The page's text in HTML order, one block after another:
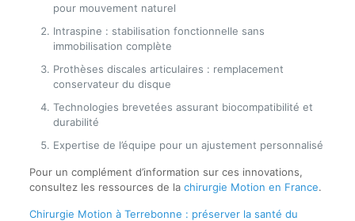
pour mouvement naturel
Intraspine : stabilisation fonctionnelle sans
immobilisation complète
Prothèses discales articulaires : remplacement
conservateur du disque
Technologies brevetées assurant biocompatibilité et
durabilité
Expertise de l’équipe pour un ajustement personnalisé
Pour un complément d’information sur ces innovations,
consultez les ressources de la chirurgie Motion en France.
Chirurgie Motion à Terrebonne : préserver la santé du